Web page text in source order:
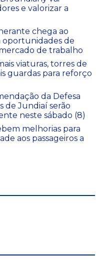
e valorizar a
chega ao
oportunidades de
de trabalho
viaturas, torres de
guardas para reforço
da Defesa
de Jundiaí serão
neste sábado (8)
melhorias para
aos passageiros a